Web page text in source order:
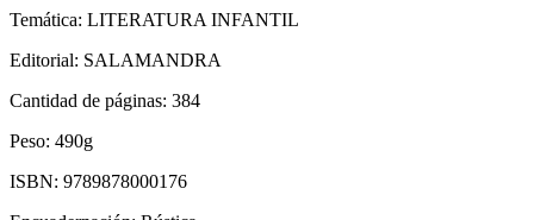
Temática: LITERATURA INFANTIL
Editorial: SALAMANDRA
Cantidad de páginas: 384
Peso: 490g
ISBN: 9789878000176